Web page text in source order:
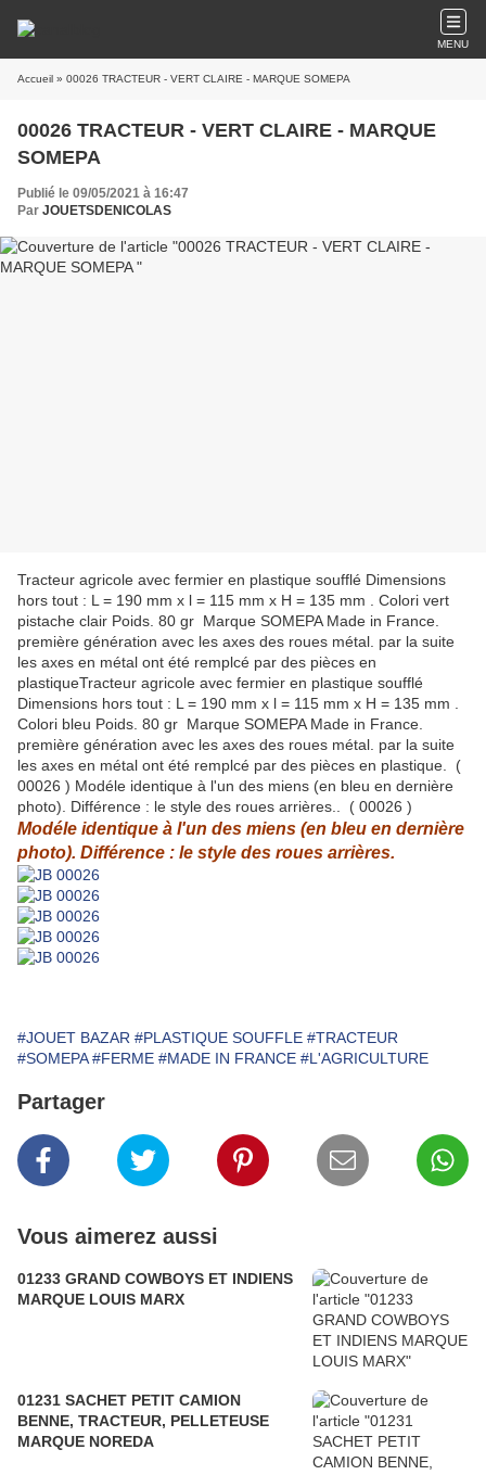
MENU
Accueil » 00026 TRACTEUR - VERT CLAIRE - MARQUE SOMEPA
00026 TRACTEUR - VERT CLAIRE - MARQUE
SOMEPA
Publié le 09/05/2021 à 16:47
Par JOUETSDENICOLAS
Tracteur agricole avec fermier en plastique soufflé Dimensions
hors tout : L = 190 mm x l = 115 mm x H = 135 mm . Colori vert
pistache clair Poids. 80 gr Marque SOMEPA Made in France.
première génération avec les axes des roues métal. par la suite
les axes en métal ont été remplcé par des pièces en
plastiqueTracteur agricole avec fermier en plastique soufflé
Dimensions hors tout : L = 190 mm x l = 115 mm x H = 135 mm .
Colori bleu Poids. 80 gr Marque SOMEPA Made in France.
première génération avec les axes des roues métal. par la suite
les axes en métal ont été remplcé par des pièces en plastique. (
00026 ) Modéle identique à l'un des miens (en bleu en dernière
photo). Différence : le style des roues arrières.. ( 00026 )
Modéle identique à l'un des miens (en bleu en dernière
photo). Différence : le style des roues arrières.
#JOUET BAZAR #PLASTIQUE SOUFFLE #TRACTEUR
#SOMEPA #FERME #MADE IN FRANCE #L'AGRICULTURE
Partager
Vous aimerez aussi
01233 GRAND COWBOYS ET INDIENS
MARQUE LOUIS MARX
01231 SACHET PETIT CAMION
BENNE, TRACTEUR, PELLETEUSE
MARQUE NOREDA